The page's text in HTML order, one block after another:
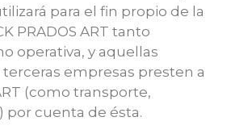
para el fin propio de la
PRADOS ART tanto
operativa, y aquellas
empresas presten a
(como transporte,
por cuenta de ésta.